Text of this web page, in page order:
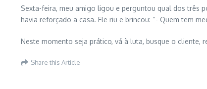
Sexta-feira, meu amigo ligou e perguntou qual dos três
havia reforçado a casa. Ele riu e brincou: “- Quem tem
Neste momento seja prático, vá à luta, busque o cliente,
Share this Article